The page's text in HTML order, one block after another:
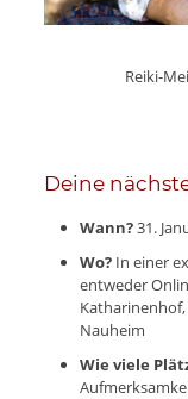
Reiki-
Deine
Wann?31.
Wo?In einer
entweder
Katharinenhof,
Nauheim
Wie viele